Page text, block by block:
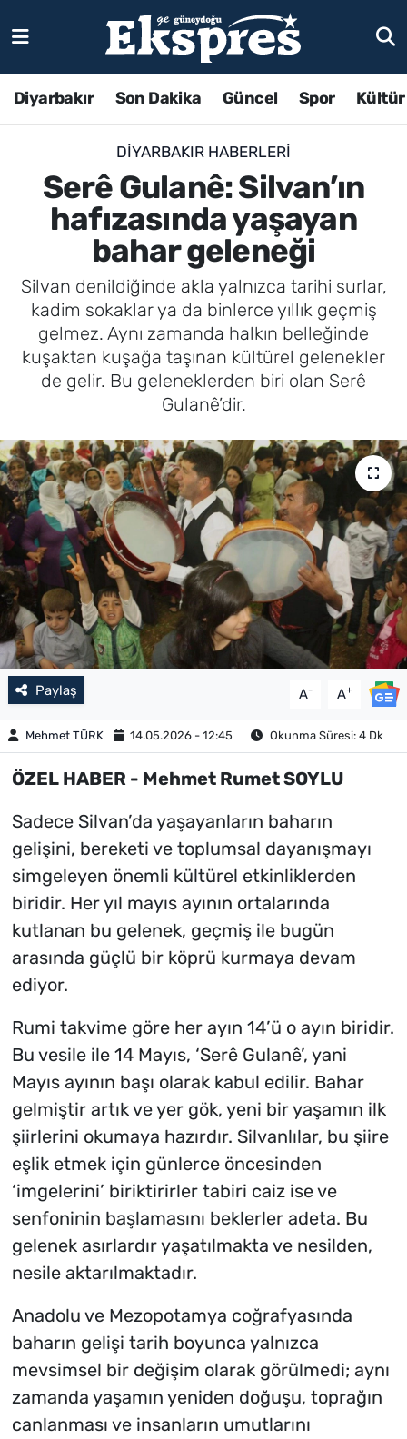
Diyarbakır Son Dakika Güncel Spor
DIYARBAKIR HABERLERI
Serê Gulanê: Silvan’ın
hafızasında yaşayan
bahar geleneği
Silvan denildiğinde akla yalnızca tarihi surlar,
kadim sokaklar ya da binlerce yıllık geçmiş
gelmez. Aynı zamanda halkın belleğinde
kuşaktan kuşağa taşınan kültürel gelenekler
de gelir. Bu geleneklerden biri olan Serê
Gulanê’dir.
Paylaş A- A+
Mehmet TÜRK 14.05.2026 - 12:45 Okunma Süresi: 4 Dk
ÖZEL HABER - Mehmet Rumet SOYLU
Sadece Silvan’da yaşayanların baharın
gelişini, bereketi ve toplumsal dayanışmayı
simgeleyen önemli kültürel etkinliklerden
biridir. Her yıl mayıs ayının ortalarında
kutlanan bu gelenek, geçmiş ile bugün
arasında güçlü bir köprü kurmaya devam
ediyor.
Rumi takvime göre her ayın 14’ü o ayın biridir.
Bu vesile ile 14 Mayıs, ‘Serê Gulanê’, yani
Mayıs ayının başı olarak kabul edilir. Bahar
gelmiştir artık ve yer gök, yeni bir yaşamın ilk
şiirlerini okumaya hazırdır. Silvanlılar, bu şiire
eşlik etmek için günlerce öncesinden
‘imgelerini’ biriktirirler tabiri caiz ise ve
senfoninin başlamasını beklerler adeta. Bu
gelenek asırlardır yaşatılmakta ve nesilden,
nesile aktarılmaktadır.
Anadolu ve Mezopotamya coğrafyasında
baharın gelişi tarih boyunca yalnızca
mevsimsel bir değişim olarak görülmedi; aynı
zamanda yaşamın yeniden doğuşu, toprağın
canlanması ve insanların umutlarını